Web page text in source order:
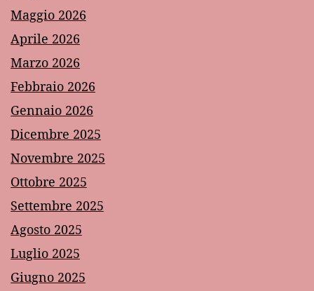
Maggio 2026
Aprile 2026
Marzo 2026
Febbraio 2026
Gennaio 2026
Dicembre 2025
Novembre 2025
Ottobre 2025
Settembre 2025
Agosto 2025
Luglio 2025
Giugno 2025